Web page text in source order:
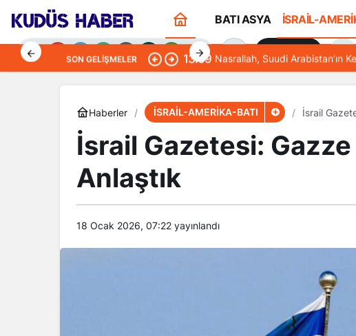
BATI ASYA İSRAİL-
Gündüz Modu
Gündüz modunu seçin.
Gece modunu seçin.
SON GELIŞMELER 13:09 Nasrallah, Suudi Arabistan’ın
Haberler İSRAİL-AMERİKA-BATI ​​​​​​​İsrail
​​​​​​​İsrail Gazetesi: Gazze
Anlaştık
18 Ocak 2026, 07:22 yayınlandı